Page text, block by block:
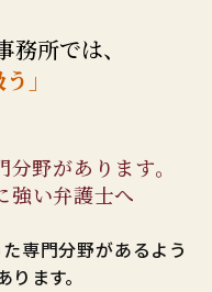
務所では、
」
野があります。
強い弁護士へ
専門分野があるよう
ます。